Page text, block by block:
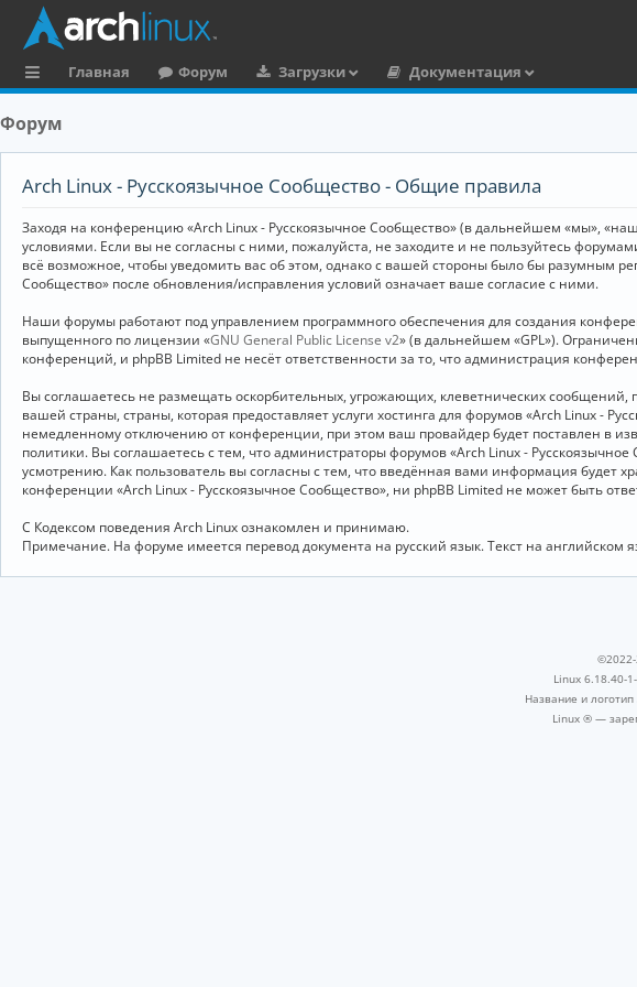
ы
и
Главная Форум Загрузки
Документация
Форум
Arch Linux - Русскоязычное Сообщество - Общие правила
Заходя на конференцию «Arch Linux - Русскоязычное Сообщество» (в дальнейшем «мы»,
условиями. Если вы не согласны с ними, пожалуйста, не заходите и не пользуйтесь
всё возможное, чтобы уведомить вас об этом, однако с вашей стороны было бы разумным
Сообщество» после обновления/исправления условий означает ваше согласие с ними.
Наши форумы работают под управлением программного обеспечения для создания
выпущенного по лицензии «GNU General Public License v2» (в дальнейшем «GPL»).
конференций, и phpBB Limited не несёт ответственности за то, что администрация
Вы соглашаетесь не размещать оскорбительных, угрожающих, клеветнических
вашей страны, страны, которая предоставляет услуги хостинга для форумов «Arch Linux -
немедленному отключению от конференции, при этом ваш провайдер будет поставлен в
политики. Вы соглашаетесь с тем, что администраторы форумов «Arch Linux -
усмотрению. Как пользователь вы согласны с тем, что введённая вами информация будет
конференции «Arch Linux - Русскоязычное Сообщество», ни phpBB Limited не может быть
С Кодексом поведения Arch Linux ознакомлен и принимаю.
Примечание. На форуме имеется перевод документа на русский язык. Текст на
©2022-
Linux 6.18.40-
Название и
Linux ® —